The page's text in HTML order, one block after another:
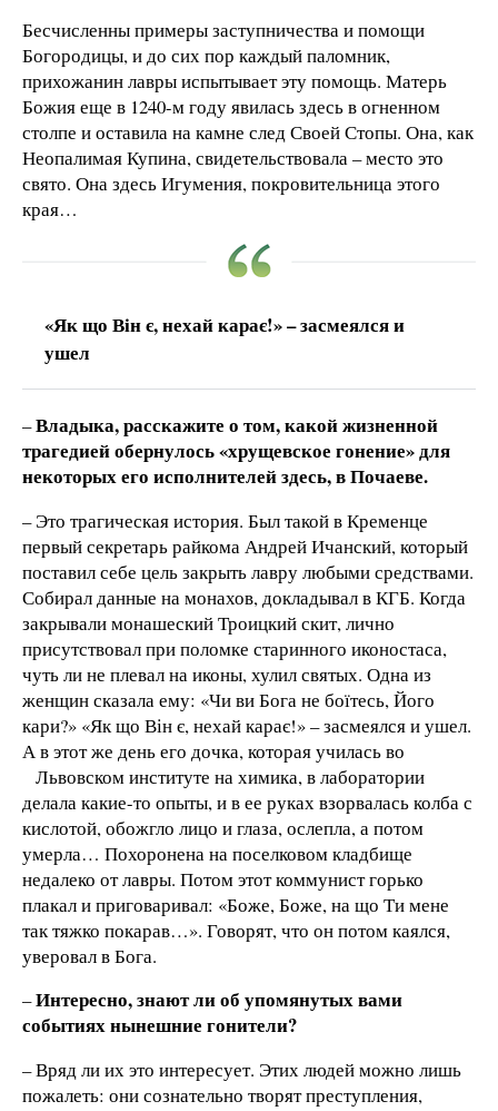
Бесчисленны примеры заступничества и помощи
Богородицы, и до сих пор каждый паломник,
прихожанин лавры испытывает эту помощь. Матерь
Божия еще в 1240-м году явилась здесь в огненном
столпе и оставила на камне след Своей Стопы. Она, как
Неопалимая Купина, свидетельствовала – место это
свято. Она здесь Игумения, покровительница этого
края…
«Як що Він є, нехай карає!» – засмеялся и
ушел
–Владыка, расскажите о том, какой жизненной
трагедией обернулось «хрущевское гонение» для
некоторых его исполнителей здесь, в Почаеве.
– Это трагическая история. Был такой в Кременце
первый секретарь райкома Андрей Ичанский, который
поставил себе цель закрыть лавру любыми средствами.
Собирал данные на монахов, докладывал в КГБ. Когда
закрывали монашеский Троицкий скит, лично
присутствовал при поломке старинного иконостаса,
чуть ли не плевал на иконы, хулил святых. Одна из
женщин сказала ему: «Чи ви Бога не боїтесь, Його
кари?» «Як що Він є, нехай карає!» – засмеялся и ушел.
А в этот же день его дочка, которая училась во
Львовском институте на химика, в лаборатории
делала какие-то опыты, и в ее руках взорвалась колба с
кислотой, обожгло лицо и глаза, ослепла, а потом
умерла… Похоронена на поселковом кладбище
недалеко от лавры. Потом этот коммунист горько
плакал и приговаривал: «Боже, Боже, на що Ти мене
так тяжко покарав…». Говорят, что он потом каялся,
уверовал в Бога.
–Интересно, знают ли об упомянутых вами
событиях нынешние гонители?
– Вряд ли их это интересует. Этих людей можно лишь
пожалеть: они сознательно творят преступления,